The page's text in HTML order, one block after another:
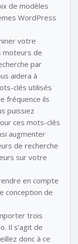
de modèles
WordPress
votre
moteurs de
par
aidera à
clés utilisés
fréquence ils
puissiez
ces mots-clés
augmenter
de recherche
sur votre
en compte
conception de
trois
Il s’agit de
donc à ce